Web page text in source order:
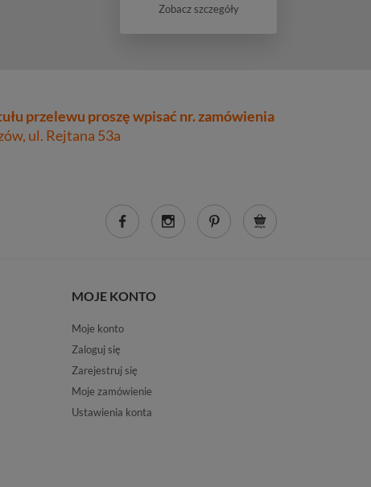
Zobacz szczegóły
przelewu proszę wpisać nr. zamówienia
ul. Rejtana 53a
MOJE KONTO
Moje konto
Zaloguj się
Zarejestruj się
Moje zamówienie
Ustawienia konta